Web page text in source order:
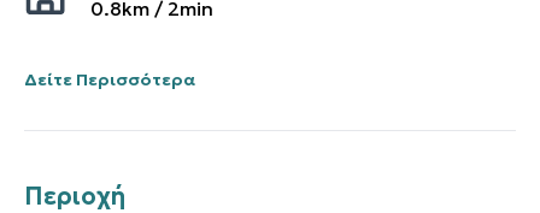
0.8km / 2min
Δείτε Περισσότερα
Περιοχή